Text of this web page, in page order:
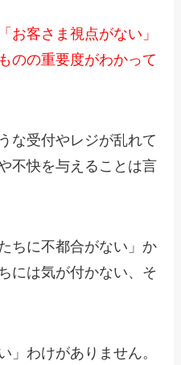
「お客さま視点がない」
ものの重要度がわかって
な受付やレジが乱れて
不快を与えることは言
ちに不都合がない」か
には気が付かない、そ
」わけがありません。